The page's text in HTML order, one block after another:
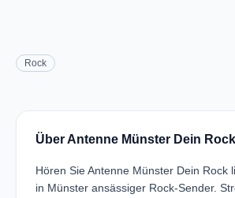
Rock
Über Antenne Münster Dein Rock
Hören Sie Antenne Münster Dein Rock
in Münster ansässiger Rock-Sender.